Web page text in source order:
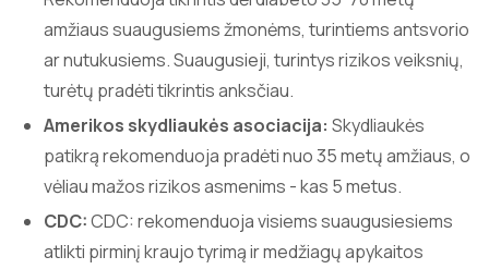
amžiaus suaugusiems žmonėms, turintiems antsvorio
ar nutukusiems. Suaugusieji, turintys rizikos veiksnių,
turėtų pradėti tikrintis anksčiau.
Amerikos skydliaukės asociacija: Skydliaukės
patikrą rekomenduoja pradėti nuo 35 metų amžiaus, o
vėliau mažos rizikos asmenims - kas 5 metus.
CDC:CDC: rekomenduoja visiems suaugusiesiems
atlikti pirminį kraujo tyrimą ir medžiagų apykaitos